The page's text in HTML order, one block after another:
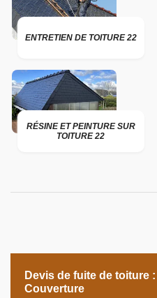
ENTRETIEN DE TOITURE 22
RÉSINE ET PEINTURE SUR
TOITURE 22
Devis de fuite de toiture
Couverture